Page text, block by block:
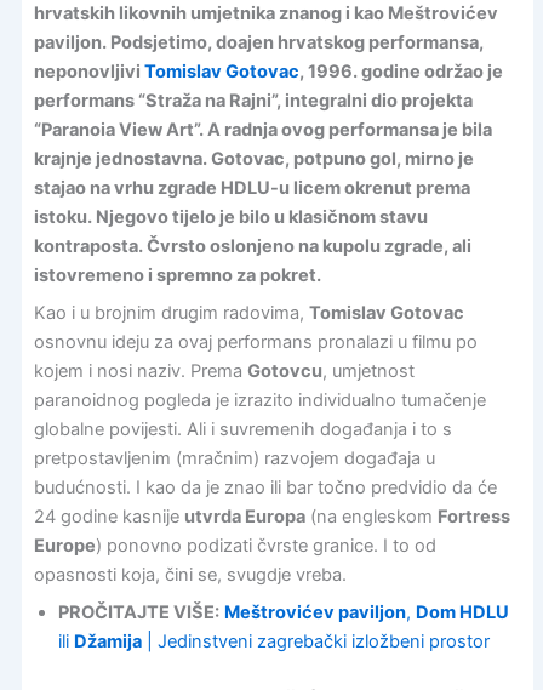
hrvatskih likovnih umjetnika znanog i kao Meštrovićev
paviljon. Podsjetimo, doajen hrvatskog performansa,
neponovljivi Tomislav Gotovac, 1996. godine održao je
performans “Straža na Rajni”, integralni dio projekta
“Paranoia View Art”. A radnja ovog performansa je bila
krajnje jednostavna. Gotovac, potpuno gol, mirno je
stajao na vrhu zgrade HDLU-u licem okrenut prema
istoku. Njegovo tijelo je bilo u klasičnom stavu
kontraposta. Čvrsto oslonjeno na kupolu zgrade, ali
istovremeno i spremno za pokret.
Kao i u brojnim drugim radovima, Tomislav Gotovac
osnovnu ideju za ovaj performans pronalazi u filmu po
kojem i nosi naziv. Prema Gotovcu, umjetnost
paranoidnog pogleda je izrazito individualno tumačenje
globalne povijesti. Ali i suvremenih događanja i to s
pretpostavljenim (mračnim) razvojem događaja u
budućnosti. I kao da je znao ili bar točno predvidio da će
24 godine kasnije utvrda Europa(na engleskom Fortress
Europe) ponovno podizati čvrste granice. I to od
opasnosti koja, čini se, svugdje vreba.
PROČITAJTE VIŠE: Meštrovićev paviljon, Dom HDLU
ili Džamija| Jedinstveni zagrebački izložbeni prostor